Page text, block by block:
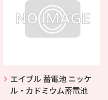
エイブル 蓄電池 ニッケ
ル・カドミウム蓄電池